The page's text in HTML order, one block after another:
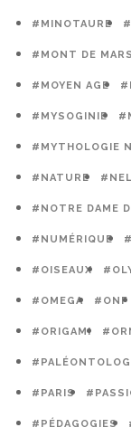
#MINOTAURE
#MONT DE
#MOYEN AGE
#MYSOGINIE
#MYTHOLOGIE
#NATURE
#NOTRE DAME
#NUMÉRIQUE
#OISEAUX
#OMEGA #ONF
#ORIGAMI
#PARIS
#PÉDAGOGIES